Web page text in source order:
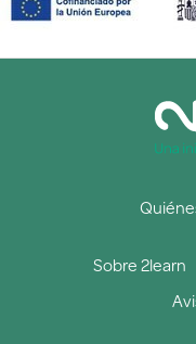
Sobre 2learn